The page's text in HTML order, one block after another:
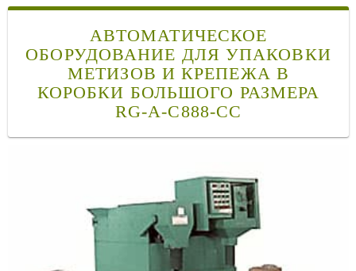
АВТОМАТИЧЕСКОЕ
ОБОРУДОВАНИЕ ДЛЯ УПАКОВКИ
МЕТИЗОВ И КРЕПЕЖА В
КОРОБКИ БОЛЬШОГО РАЗМЕРА
RG-A-C888-CC